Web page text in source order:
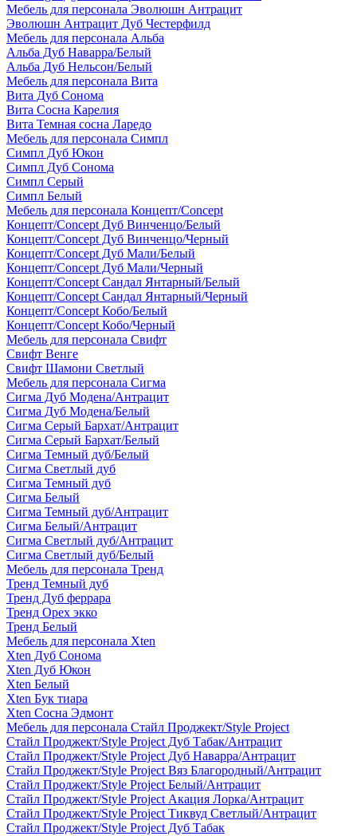
Мебель для персонала Эволюшн Антрацит
Эволюшн Антрацит Дуб Честерфилд
Мебель для персонала Альба
Альба Дуб Наварра/Белый
Альба Дуб Нельсон/Белый
Мебель для персонала Вита
Вита Дуб Сонома
Вита Сосна Карелия
Вита Темная сосна Ларедо
Мебель для персонала Симпл
Симпл Дуб Юкон
Симпл Дуб Сонома
Симпл Серый
Симпл Белый
Мебель для персонала Концепт/Concept
Концепт/Concept Дуб Винченцо/Белый
Концепт/Concept Дуб Винченцо/Черный
Концепт/Concept Дуб Мали/Белый
Концепт/Concept Дуб Мали/Черный
Концепт/Concept Сандал Янтарный/Белый
Концепт/Concept Сандал Янтарный/Черный
Концепт/Concept Кобо/Белый
Концепт/Concept Кобо/Черный
Мебель для персонала Свифт
Свифт Венге
Свифт Шамони Светлый
Мебель для персонала Сигма
Сигма Дуб Модена/Антрацит
Сигма Дуб Модена/Белый
Сигма Серый Бархат/Антрацит
Сигма Серый Бархат/Белый
Сигма Темный дуб/Белый
Сигма Светлый дуб
Сигма Темный дуб
Сигма Белый
Сигма Темный дуб/Антрацит
Сигма Белый/Антрацит
Сигма Светлый дуб/Антрацит
Сигма Светлый дуб/Белый
Мебель для персонала Тренд
Тренд Темный дуб
Тренд Дуб феррара
Тренд Орех экко
Тренд Белый
Мебель для персонала Xten
Xten Дуб Сонома
Xten Дуб Юкон
Xten Белый
Xten Бук тиара
Xten Сосна Эдмонт
Мебель для персонала Стайл Проджект/Style Project
Стайл Проджект/Style Project Дуб Табак/Антрацит
Стайл Проджект/Style Project Дуб Наварра/Антрацит
Стайл Проджект/Style Project Вяз Благородный/Антрацит
Стайл Проджект/Style Project Белый/Антрацит
Стайл Проджект/Style Project Акация Лорка/Антрацит
Стайл Проджект/Style Project Тиквуд Светлый/Антрацит
Стайл Проджект/Style Project Дуб Табак